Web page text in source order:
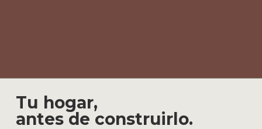
Tu hogar,
antes de construirlo.